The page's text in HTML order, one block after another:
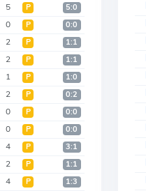
5 Р 5:0
0 Р 0:0
2 Р 1:1
2 Р 1:1
1 Р 1:0
2 Р 0:2
0 Р 0:0
0 Р 0:0
4 Р 3:1
2 Р 1:1
4 Р 1:3